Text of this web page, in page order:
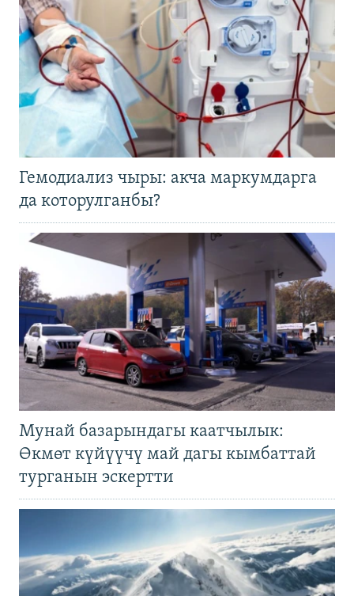
Гемодиализ чыры: акча маркумдарга
да которулганбы?
Мунай базарындагы каатчылык:
Өкмөт күйүүчү май дагы кымбаттай
турганын эскертти